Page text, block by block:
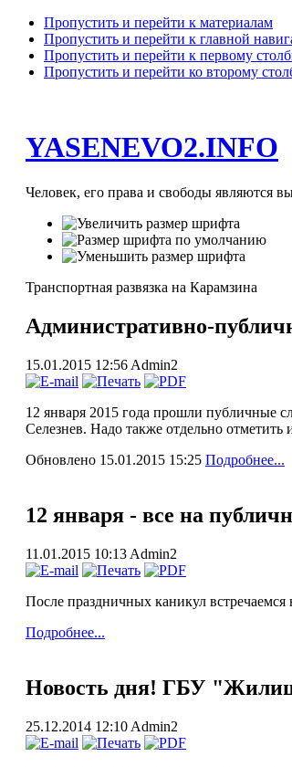
Пропустить и перейти к материалам
Пропустить и перейти к главной
Пропустить и перейти к первому
Пропустить и перейти ко второму
YASENEVO2.INFO
Человек, его права и свободы являются
Транспортная развязка на Карамзина
Административно-
15.01.2015 12:56 Admin2
12 января 2015 года прошли публичные
Селезнев. Надо также отдельно
Обновлено 15.01.2015 15:25 Подробнее...
12 января - все на
11.01.2015 10:13 Admin2
После праздничных каникул
Подробнее...
Новость дня! ГБУ
25.12.2014 12:10 Admin2